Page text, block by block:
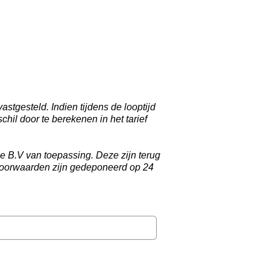
Indien tijdens de looptijd
door te berekenen in het tarief
B.V van toepassing. Deze zijn terug
zijn gedeponeerd op 24